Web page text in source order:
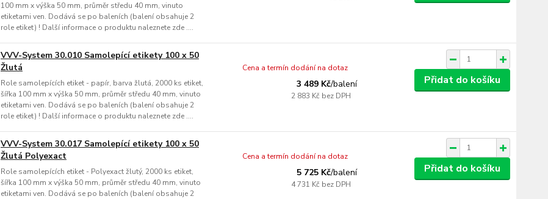
100 mm x výška 50 mm, průměr středu 40 mm, vinuto
etiketami ven. Dodává se po baleních (balení obsahuje 2
role etiket) ! Další informace o produktu naleznete zde ....
VVV-System 30.010 Samolepící etikety 100 x 50
Žlutá
Role samolepících etiket - papír, barva žlutá, 2000 ks etiket,
šířka 100 mm x výška 50 mm, průměr středu 40 mm, vinuto
etiketami ven. Dodává se po baleních (balení obsahuje 2
role etiket) ! Další informace o produktu naleznete zde ....
3 489 Kč/balení
2 883 Kč bez DPH
Cena a termín dodání na dotaz
Přidat do košíku
VVV-System 30.017 Samolepící etikety 100 x 50
Žlutá Polyexact
Role samolepících etiket - Polyexact žlutý, 2000 ks etiket,
šířka 100 mm x výška 50 mm, průměr středu 40 mm, vinuto
etiketami ven. Dodává se po baleních (balení obsahuje 2
5 725 Kč/balení
4 731 Kč bez DPH
Cena a termín dodání na dotaz
Přidat do košíku